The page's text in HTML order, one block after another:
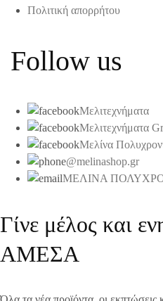
Πολιτική απορρήτου
Follow us
Μελιτεχνήματα
Μελιτεχνήματα
Μελίνα
@melinashop.gr
ΜΕΛΙΝΑ
Γίνε μέλος και
ΑΜΕΣΑ